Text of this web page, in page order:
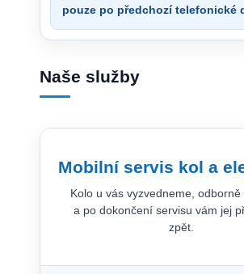
pouze po předchozí telefonické
Naše služby
Mobilní servis kol a
Kolo u vás vyzvedneme,
a po dokončení servisu vám jej
zpět.